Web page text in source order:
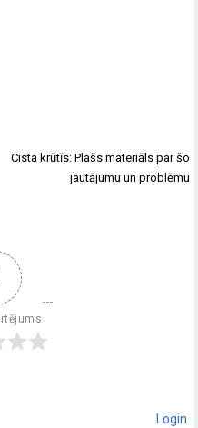
Cista krūtīs: Plašs materiāls par šo
jautājumu un problēmu
Login